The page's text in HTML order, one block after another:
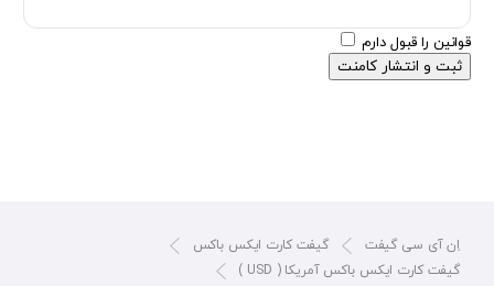
قوانین را قبول دارم
ثبت و انتشار کامنت
اِن آی سی گیفت
گیفت کارت ایکس باکس
گیفت کارت ایکس باکس آمریکا ( USD )